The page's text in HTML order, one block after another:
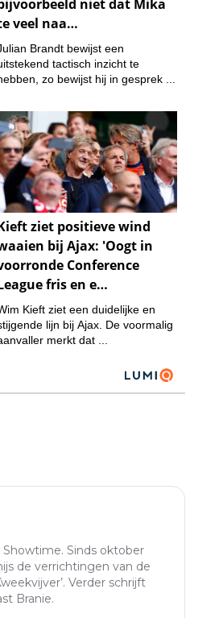
Sinds oktober
de verrichtingen van de
Verder schrijft
Branie.